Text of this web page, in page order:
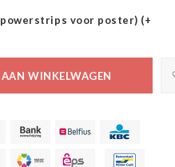
voor poster) (+
WINKELWAGEN